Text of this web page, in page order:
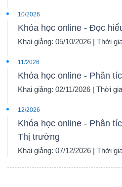
10/2026
Khóa học online - Đọc
Khai giảng: 05/10/2026 | Thời
11/2026
Khóa học online - Phân
Khai giảng: 02/11/2026 | Thời
12/2026
Khóa học online - Phân
Thị trường
Khai giảng: 07/12/2026 | Thời